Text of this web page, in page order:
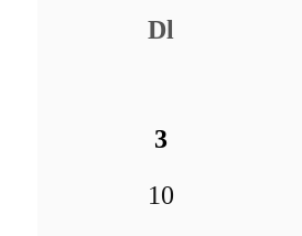
Dl
3
10